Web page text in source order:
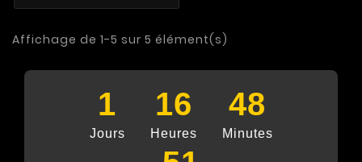
Affichage de 1-5 sur 5 élément(s)
1
Jours
16
Heures
48
Minutes